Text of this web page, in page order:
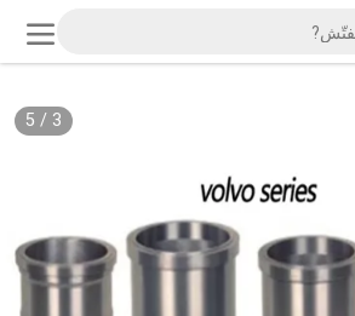
3
/
5